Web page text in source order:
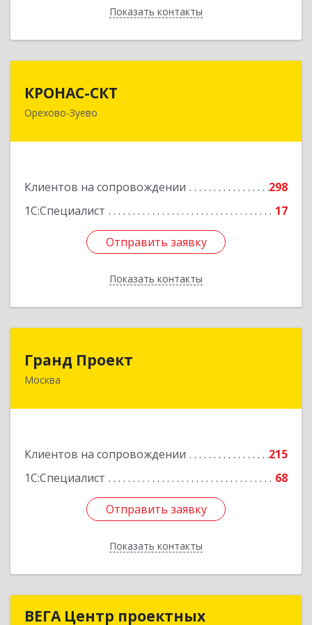
Показать контакты
Назад
КРОНАС-СКТ
Орехово-Зуево
Клиентов на сопровождении
298
1С:Специалист
17
Отправить заявку
Показать контакты
142600, Московская обл, Орехово-Зуево г,
Отправить заявку
Назад
Гранд Проект
Москва
Клиентов на сопровождении
215
1С:Специалист
68
Отправить заявку
Показать контакты
111033, Москва г, Золоторожский Вал ул, дом
Отправить заявку
Назад
ВЕГА Центр проектных
ВЕГА Центр проектных